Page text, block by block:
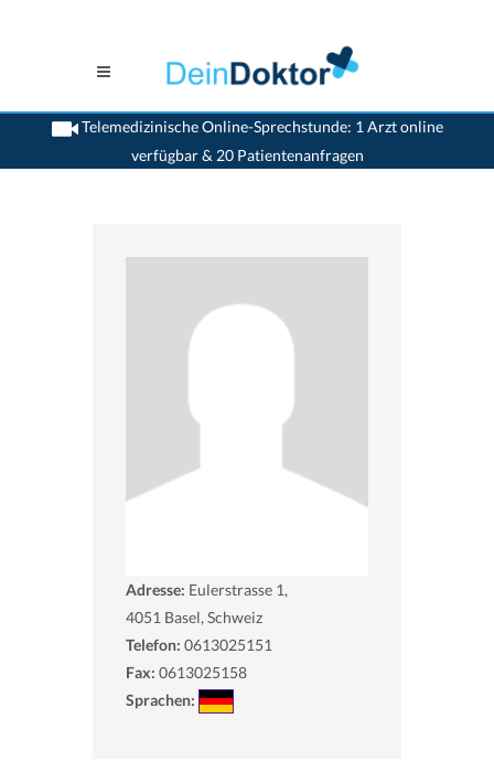
Telemedizinische Online-Sprechstunde: 1 Arzt online
verfügbar & 20 Patientenanfragen
>Frauenaerzte>Basel>Dr. Markus Redlich>Sprechstunde mit Dr. Markus
Adresse: Eulerstrasse 1,
4051 Basel, Schweiz
Telefon: 0613025151
Fax: 0613025158
Sprachen: